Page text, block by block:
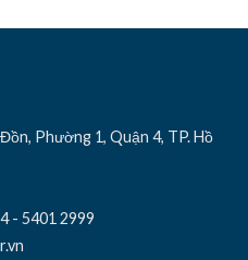
Phường 1, Quận 4, TP. Hồ
- 5401 2999